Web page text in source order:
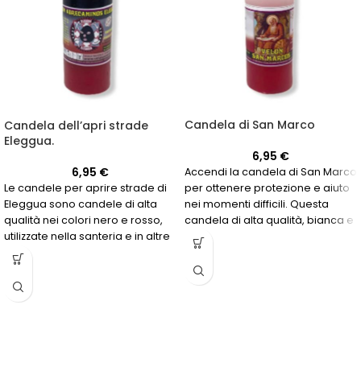
Candela dell’apri strade
Eleggua.
6,95 €
Le candele per aprire strade di
Eleggua sono candele di alta
qualità nei colori nero e rosso,
utilizzate nella santeria e in altre
tradizioni spirituali per
connettersi con l'energia
protettiva e guida dell'orisha
Candela di San Marco
6,95 €
Accendi la candela di San Marco
per ottenere protezione e aiuto
nei momenti difficili. Questa
candela di alta qualità, bianca e
rossa, è ideale per coloro che
cercano giustizia in una causa
legale o protezione dall'invidia e